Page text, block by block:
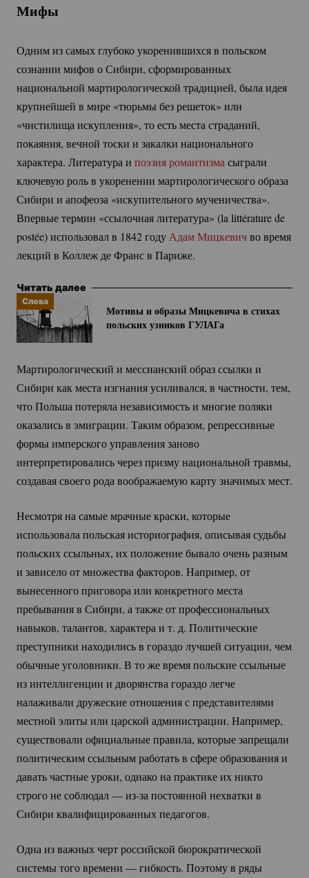
Мифы
Одним из самых глубоко укоренившихся в польском
сознании мифов о Сибири, сформированных
национальной мартирологической традицией, была идея
крупнейшей в мире «тюрьмы без решеток» или
«чистилища искупления», то есть места страданий,
покаяния, вечной тоски и закалки национального
характера. Литература и поэзия романтизмасыграли
ключевую роль в укоренении мартирологического образа
Сибири и апофеоза «искупительного мученичества».
Впервые термин «ссылочная литература» (la littérature de
postée) использовал в 1842 годуАдам Мицкевичво время
лекций в Коллеж де Франс в Париже.
Читать далее
Слова
Мотивы и образы Мицкевича в стихах
польских узников ГУЛАГа
Мартирологический и мессианский образ ссылки и
Сибири как места изгнания усиливался, в частности, тем,
что Польша потеряла независимость и многие поляки
оказались в эмиграции. Таким образом, репрессивные
формы имперского управления заново
интерпретировались через призму национальной травмы,
создавая своего рода воображаемую карту значимых мест.
Несмотря на самые мрачные краски, которые
использовала польская историография, описывая судьбы
польских ссыльных, их положение бывало очень разным
и зависело от множества факторов. Например, от
вынесенного приговора или конкретного места
пребывания в Сибири, а также от профессиональных
навыков, талантов, характера и т. д. Политические
преступники находились в гораздо лучшей ситуации, чем
обычные уголовники. В то же время польские ссыльные
из интеллигенции и дворянства гораздо легче
налаживали дружеские отношения с представителями
местной элиты или царской администрации. Например,
существовали официальные правила, которые запрещали
политическим ссыльным работать в сфере образования и
давать частные уроки, однако на практике их никто
строго не соблюдал —из-запостоянной нехватки в
Сибири квалифицированных педагогов.
Одна из важных черт российской бюрократической
системы того времени — гибкость. Поэтому в ряды